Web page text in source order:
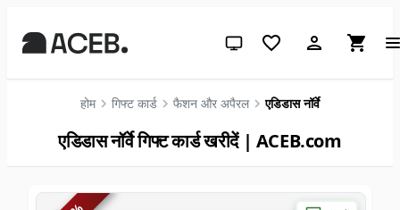
सिस्टम थीम (लाइट के लिए क्लिक करें)
होम गिफ्ट कार्ड फैशन और अपैरल एडिडास नॉर्वे
एडिडास नॉर्वे गिफ्ट कार्ड खरीदें | ACEB.com